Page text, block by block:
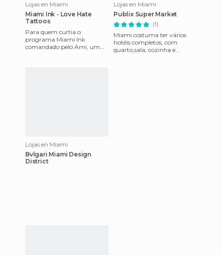
Lojas en Miami
Miami Ink - Love Hate
Tattoos
Para quem curtia o
programa Miami Ink
comandado pelo Ami, um
Lojas en Miami
Publix Super Market
(1)
Miami costuma ter vários
hotéis completos, com
quarto,sala, cozinha e
Lojas en Miami
Bvlgari Miami Design
District